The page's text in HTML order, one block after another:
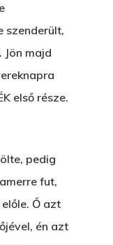
szenderült,
majd
első része.
pedig
fut,
Ő azt
én azt